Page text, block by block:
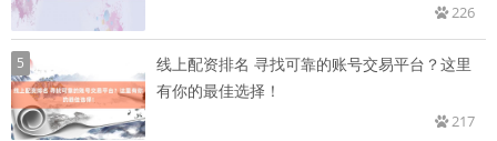
226
5
线上配资排名 寻找可靠的账号交易平台？这里
有你的最佳选择！
217